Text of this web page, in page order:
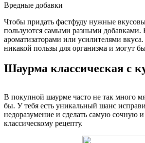
Вредные добавки
Чтобы придать фастфуду нужные
пользуются самыми разными добавками.
ароматизаторами или усилителями
никакой пользы для организма и могут
Шаурма классическая с
В покупной шаурме часто не так много
бы. У тебя есть уникальный шанс
недоразумение и сделать самую сочную
классическому рецепту.